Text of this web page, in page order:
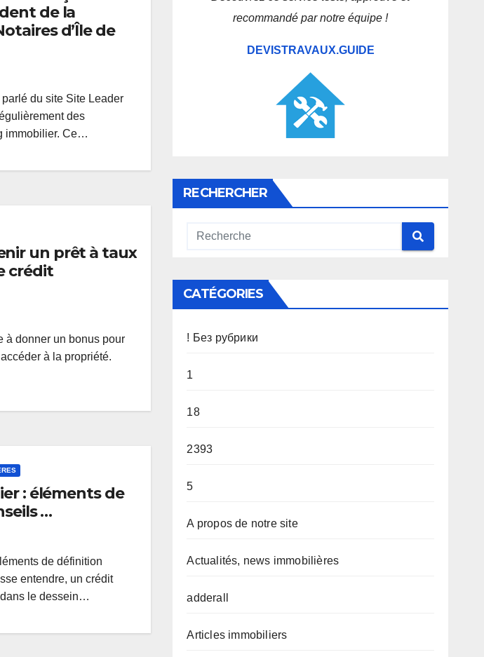
de la
d’Île de
du site Site Leader
des
immobilier. Ce…
un prêt à taux
crédit
à donner un bonus pour
à la propriété.
: éléments de
…
de définition
entendre, un crédit
le dessein…
recommandé par notre équipe !
DEVISTRAVAUX.GUIDE
RECHERCHER
CATÉGORIES
! Без рубрики
1
18
2393
5
A propos de notre site
Actualités, news immobilières
adderall
Articles immobiliers